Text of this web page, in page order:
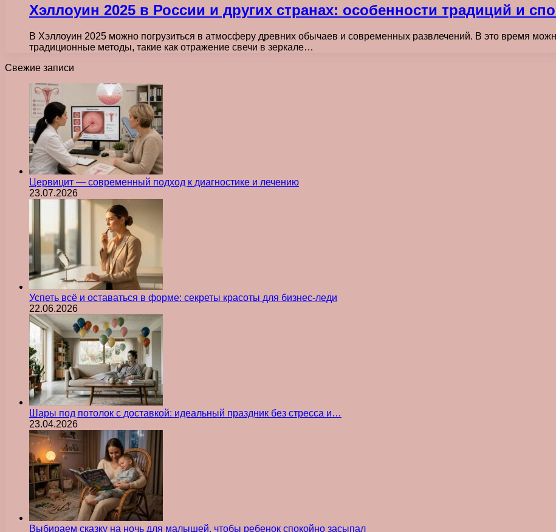
Хэллоуин 2025 в России и других странах: особенности традиций и
В Хэллоуин 2025 можно погрузиться в атмосферу древних обычаев и современных развлечений. В это время
традиционные методы, такие как отражение свечи в зеркале…
Свежие записи
Цервицит — современный подход к диагностике и лечению
23.07.2026
Успеть всё и оставаться в форме: секреты красоты для бизнес-леди
22.06.2026
Шары под потолок с доставкой: идеальный праздник без стресса и…
23.04.2026
Выбираем сказку на ночь для малышей, чтобы ребенок спокойно засыпал